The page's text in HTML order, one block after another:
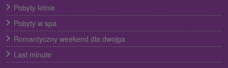
Pobyty letnie
Pobyty w spa
Romantyczny weekend dla dwojga
Last minute